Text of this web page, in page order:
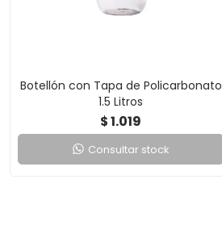
Botellón con Tapa de Policarbonato
1.5 Litros
$1.019
Consultar stock